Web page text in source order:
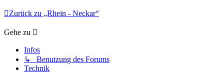
Zurück zu „Rhein - Neckar“
Gehe zu
Infos
↳ Benutzung des Forums
Technik